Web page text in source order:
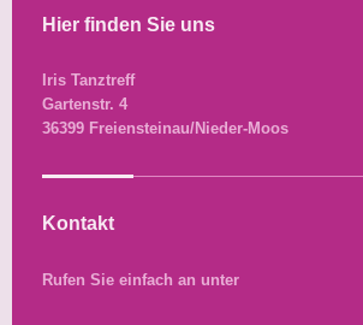
Hier finden Sie uns
Iris Tanztreff
Gartenstr. 4
36399 Freiensteinau/Nieder-Moos
Kontakt
Rufen Sie einfach an unter